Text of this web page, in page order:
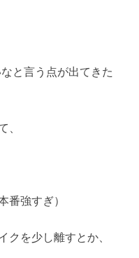
と言う点が出てきた
番強すぎ）
を少し離すとか、